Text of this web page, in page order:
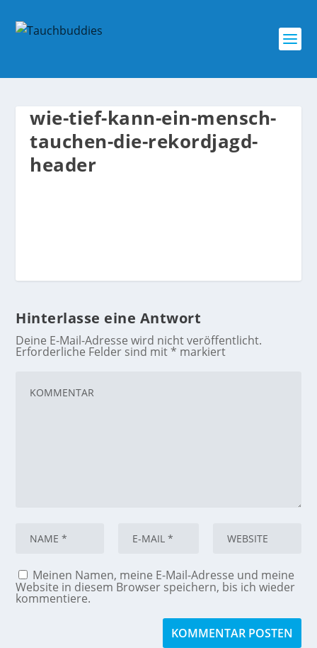
wie-tief-kann-ein-mensch-
tauchen-die-rekordjagd-
header
Hinterlasse eine Antwort
Deine E-Mail-Adresse wird nicht veröffentlicht.
Erforderliche Felder sind mit* markiert
Meinen Namen, meine E-Mail-Adresse und meine
Website in diesem Browser speichern, bis ich wieder
kommentiere.